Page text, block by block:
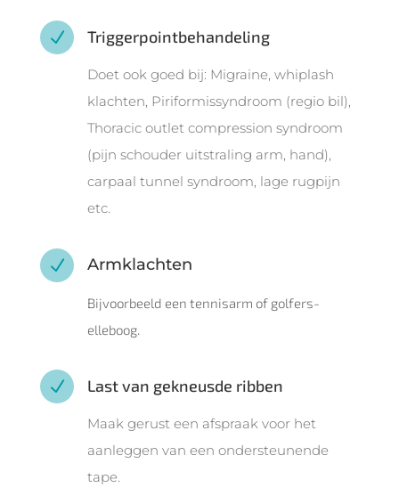
N Triggerpointbehandeling
Doet ook goed bij: Migraine, whiplash
klachten, Piriformissyndroom (regio bil),
Thoracic outlet compression syndroom
(pijn schouder uitstraling arm, hand),
carpaal tunnel syndroom, lage rugpijn
etc.
N Armklachten
Bijvoorbeeld een tennisarm of golfers-
elleboog.
N Last van gekneusde ribben
Maak gerust een afspraak voor het
aanleggen van een ondersteunende
tape.